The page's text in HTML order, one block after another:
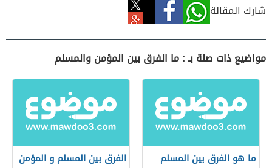
شارك المقالة
مواضيع ذات صلة بـ : ما الفرق بين المؤمن والمسلم
ما هو الفرق بين المسلم
الفرق بين المسلم و المؤمن